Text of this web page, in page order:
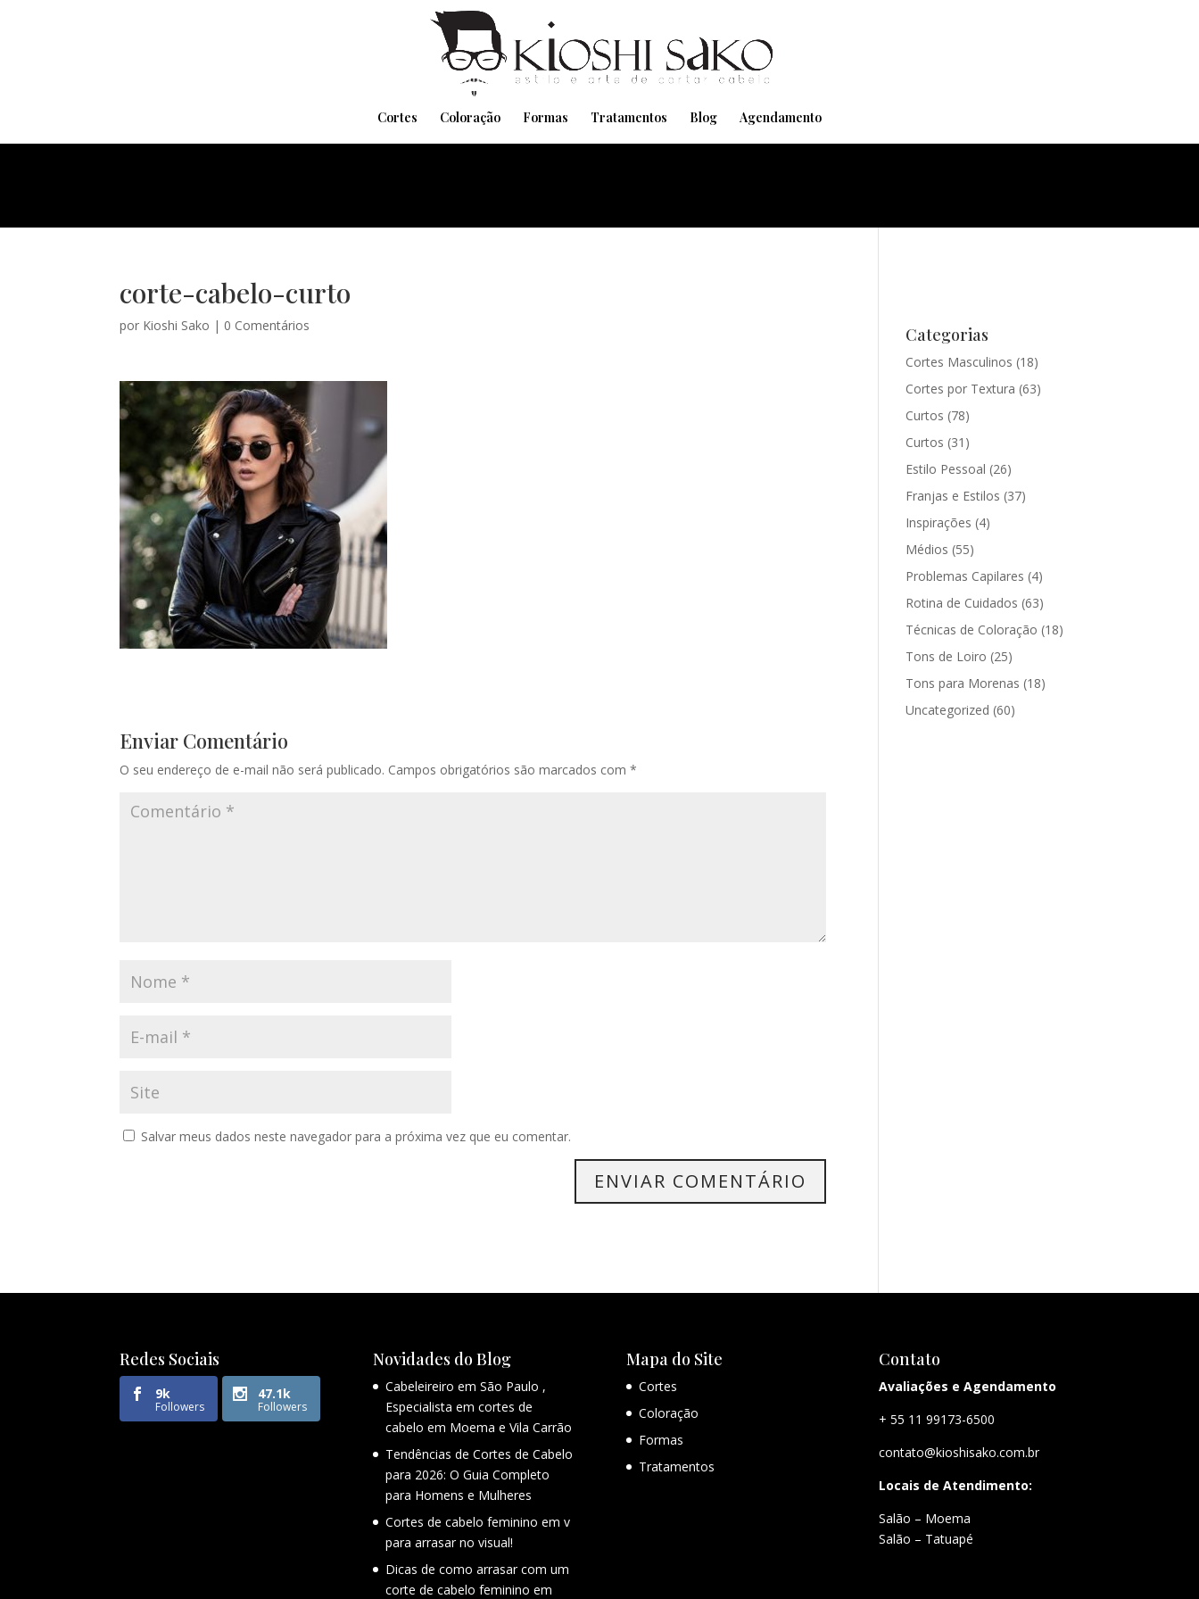
Cortes Coloração Formas Tratamentos Blog Agendamento
corte-cabelo-curto
por Kioshi Sako | 0 Comentários
Enviar Comentário
O seu endereço de e-mail não será publicado. Campos obrigatórios são marcados com*
Salvar meus dados neste navegador para a próxima vez que eu comentar.
Categorias
Cortes Masculinos (18)
Cortes por Textura (63)
Curtos (78)
Curtos (31)
Estilo Pessoal (26)
Franjas e Estilos (37)
Inspirações (4)
Médios (55)
Problemas Capilares (4)
Rotina de Cuidados (63)
Técnicas de Coloração (18)
Tons de Loiro (25)
Tons para Morenas (18)
Uncategorized (60)
Redes Sociais
9k
Followers
47.1k
Followers
Novidades do Blog
Cabeleireiro em São Paulo ,
Especialista em cortes de
cabelo em Moema e Vila Carrão
Tendências de Cortes de Cabelo
para 2026: O Guia Completo
para Homens e Mulheres
Cortes de cabelo feminino em v
para arrasar no visual!
Dicas de como arrasar com um
corte de cabelo feminino em
Mapa do Site
Cortes
Coloração
Formas
Tratamentos
Contato
Avaliações e Agendamento
+ 55 11 99173-6500
contato@kioshisako.com.br
Locais de Atendimento:
Salão – Moema
Salão – Tatuapé
Pensando em transformar seu Visual??
Agende pelo Whatsapp